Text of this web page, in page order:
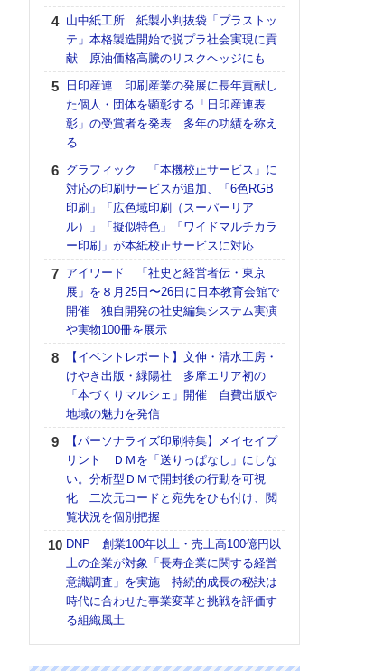
山中紙工所 紙製小判抜袋「プラストッ
テ」本格製造開始で脱プラ社会実現に貢
献 原油価格高騰のリスクヘッジにも
日印産連 印刷産業の発展に長年貢献し
た個人・団体を顕彰する「日印産連表
彰」の受賞者を発表 多年の功績を称え
る
グラフィック 「本機校正サービス」に
対応の印刷サービスが追加、「6色RGB
印刷」「広色域印刷（スーパーリア
ル）」「擬似特色」「ワイドマルチカラ
ー印刷」が本紙校正サービスに対応
アイワード 「社史と経営者伝・東京
展」を８月25日〜26日に日本教育会館で
開催 独自開発の社史編集システム実演
や実物100冊を展示
【イベントレポート】文伸・清水工房・
けやき出版・緑陽社 多摩エリア初の
「本づくりマルシェ」開催 自費出版や
地域の魅力を発信
【パーソナライズ印刷特集】メイセイプ
リント ＤＭを「送りっぱなし」にしな
い。分析型ＤＭで開封後の行動を可視
化 二次元コードと宛先をひも付け、閲
覧状況を個別把握
DNP 創業100年以上・売上高100億円以
上の企業が対象「長寿企業に関する経営
意識調査」を実施 持続的成長の秘訣は
時代に合わせた事業変革と挑戦を評価す
る組織風土